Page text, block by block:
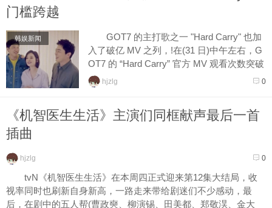
门槛跨越
韩娱新闻
GOT7 的主打歌之一 "Hard Carry" 也加
入了破亿 MV 之列，!在(31 日)中午左右，G
OT7 的 “Hard Carry” 官方 MV 观看次数突破
了一亿次，成为 GOT7 的第六支破亿 MV... 0
hjzlg
《机智医生生活》主演们同框献声最后一首
插曲
0
hjzlg
tvN《机智医生生活》在本周四正式迎来第12集大结局，收
视率同时也刷新自身新高，一路走来带给剧迷们不少感动，最
后，在剧中的五人帮(曹政奭、柳演锡、田美都、郑敬淏、金大